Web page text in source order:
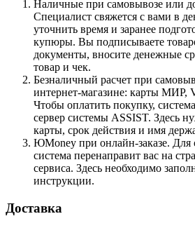
Наличные при самовывозе или
Специалист свяжется с вами в
уточнить время и заранее
купюры. Вы подписываете
документы, вносите денежные
товар и чек.
Безналичный расчет при
интернет-магазине: карты МИР,
Чтобы оплатить покупку,
сервер системы ASSIST. Здесь
карты, срок действия и имя
ЮMoney при онлайн-заказе. Для
система перенаправит вас на
сервиса. Здесь необходимо
инструкции.
Доставка